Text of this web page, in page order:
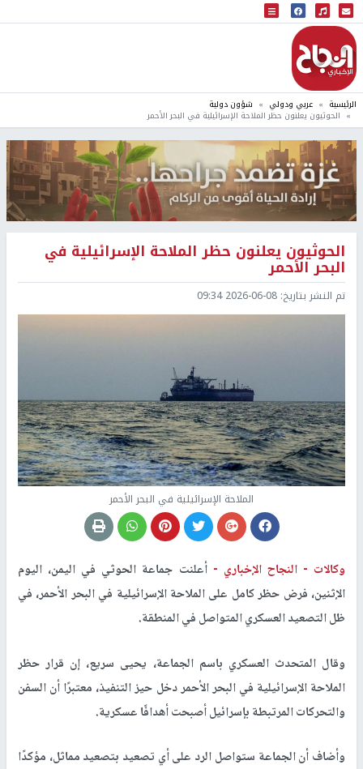
البث المباشر
إذاعة النجاح
الرئيسية عربي ودولي شؤون دولية
الحوثيون يعلنون حظر الملاحة الإسرائيلية في البحر الأحمر
الحوثيون يعلنون حظر الملاحة الإسرائيلية في
البحر الأحمر
تم النشر بتاريخ: 2026-06-08 09:34
الملاحة الإسرائيلية في البحر الأحمر
وكالات -النجاح الإخباري -أعلنت جماعة الحوثي في اليمن، اليوم
الإثنين، فرض حظر كامل على الملاحة الإسرائيلية في البحر الأحمر، في
ظل التصعيد العسكري المتواصل في المنطقة.
وقال المتحدث العسكري باسم الجماعة، يحيى سريع، إن قرار حظر
الملاحة الإسرائيلية في البحر الأحمر دخل حيز التنفيذ، معتبرًا أن السفن
والتحركات المرتبطة بإسرائيل أصبحت أهدافًا عسكرية.
وأضاف أن الجماعة ستواصل الرد على أي تصعيد بتصعيد مماثل، مؤكدًا